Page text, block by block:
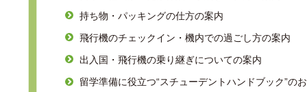
持ち物・パッキングの仕方の案内
飛行機のチェックイン・機内での過ごし方の案内
出入国・飛行機の乗り継ぎについての案内
留学準備に役立つ“スチューデントハンドブック”の